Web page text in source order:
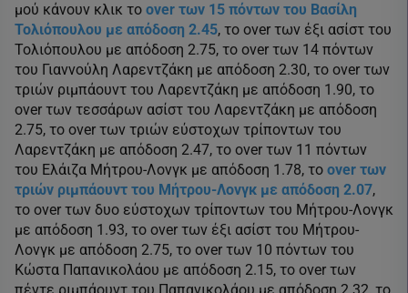
μού κάνουν κλικ το over των 15 πόντων του Βασίλη
Τολιόπουλου με απόδοση 2.45, το over των έξι ασίστ του
Τολιόπουλου με απόδοση 2.75, το over των 14 πόντων
του Γιαννούλη Λαρεντζάκη με απόδοση 2.30, το over των
τριών ριμπάουντ του Λαρεντζάκη με απόδοση 1.90, το
over των τεσσάρων ασίστ του Λαρεντζάκη με απόδοση
2.75, το over των τριών εύστοχων τρίποντων του
Λαρεντζάκη με απόδοση 2.47, το over των 11 πόντων
του Ελάιζα Μήτρου-Λονγκ με απόδοση 1.78, το over των
τριών ριμπάουντ του Μήτρου-Λονγκ με απόδοση 2.07,
το over των δυο εύστοχων τρίποντων του Μήτρου-Λονγκ
με απόδοση 1.93, το over των έξι ασίστ του Μήτρου-
Λονγκ με απόδοση 2.75, το over των 10 πόντων του
Κώστα Παπανικολάου με απόδοση 2.15, το over των